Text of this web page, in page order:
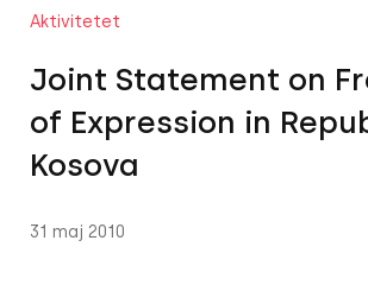
Aktivitetet
Joint Statement on
of Expression in
Kosova
31 maj 2010